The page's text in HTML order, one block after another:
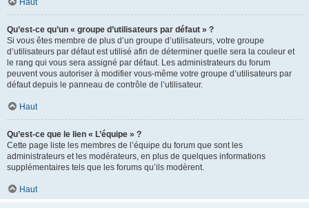
Haut
Qu’est-ce qu’un « groupe d’utilisateurs par défaut » ?
Si vous êtes membre de plus d’un groupe d’utilisateurs, votre groupe
d’utilisateurs par défaut est utilisé afin de déterminer quelle sera la couleur et
le rang qui vous sera assigné par défaut. Les administrateurs du forum
peuvent vous autoriser à modifier vous-même votre groupe d’utilisateurs par
défaut depuis le panneau de contrôle de l’utilisateur.
Haut
Qu’est-ce que le lien « L’équipe » ?
Cette page liste les membres de l’équipe du forum que sont les
administrateurs et les modérateurs, en plus de quelques informations
supplémentaires tels que les forums qu’ils modèrent.
Haut